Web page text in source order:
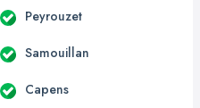
Peyrouzet
Samouillan
Capens